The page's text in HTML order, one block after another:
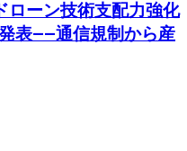
ローン技術支配力強化
表——通信規制から産